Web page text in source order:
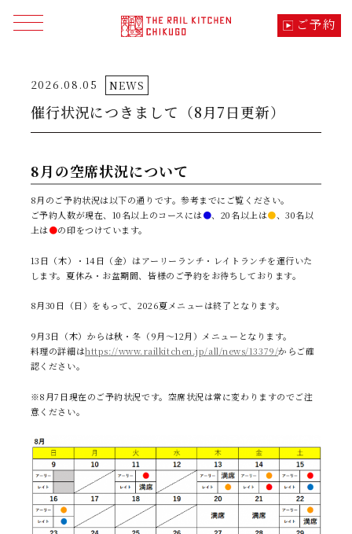
メニューを開く
TOP トップ
CUISINE 季節の料理
SPECIALITY 車内でのこだわり・体験
TIME TABLE コース・料金・運行日
ABOUT 列車の想い・つながり
CONCIERGE
よくある質問 お知らせ
ご予約
2026.08.05 NEWS
催行状況につきまして（8月7日更新）
8月の空席状況について
8月のご予約状況は以下の通りです。参考までにご覧ください。
ご予約人数が現在、10名以上のコースには●、20名以上は●、30名以
上は●の印をつけています。
13日（木）・14日（金）はアーリーランチ・レイトランチを運行いた
します。夏休み・お盆期間、皆様のご予約をお待ちしております。
8月30日（日）をもって、2026夏メニューは終了となります。
9月3日（木）からは秋・冬（9月～12月）メニューとなります。
料理の詳細はhttps://www.railkitchen.jp/all/news/13379/からご確
認ください。
※8月7日現在のご予約状況です。空席状況は常に変わりますのでご注
意ください。